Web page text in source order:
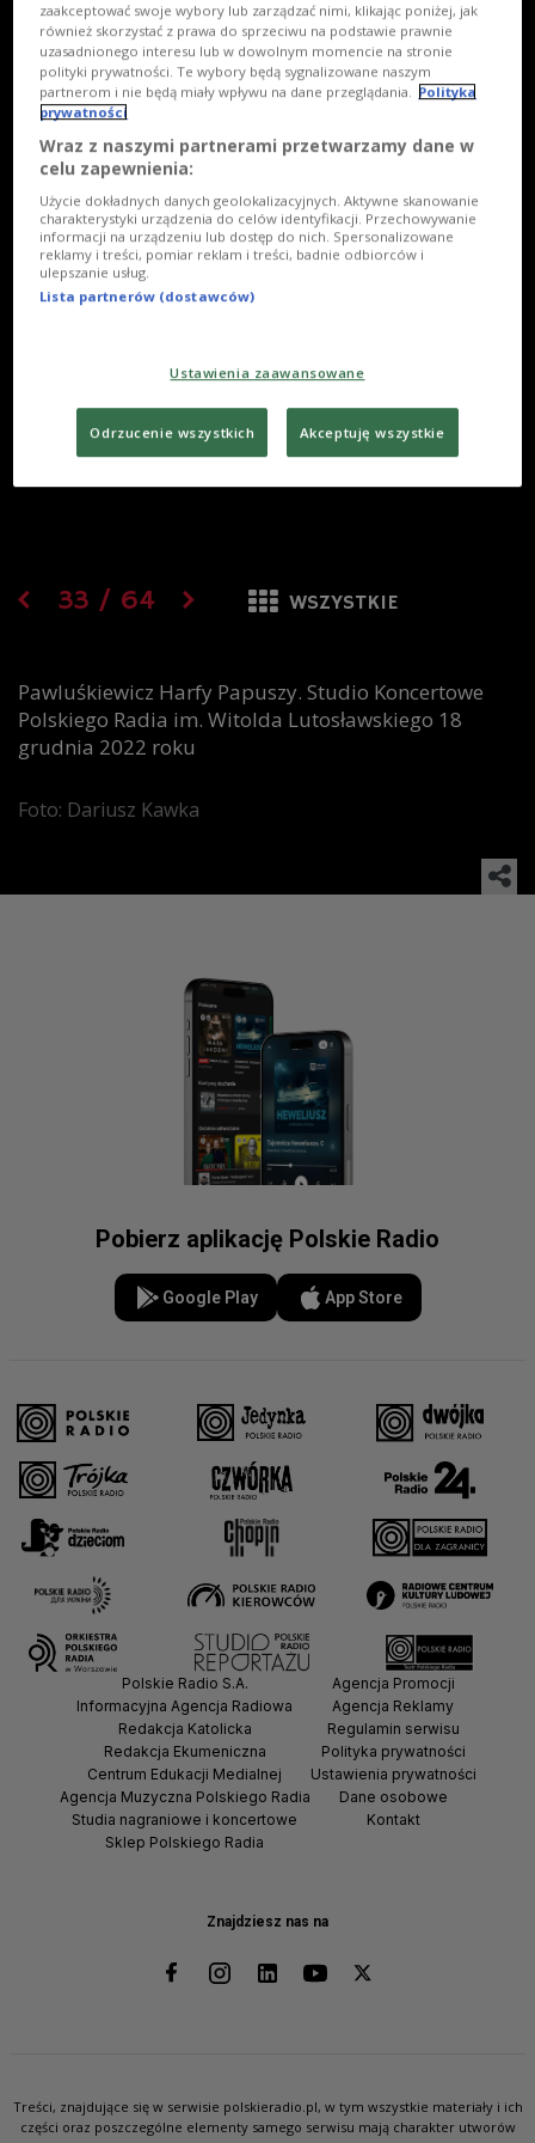
33 / 64 WSZYSTKIE
Pawluśkiewicz Harfy Papuszy. Studio Koncertowe
Polskiego Radia im. Witolda Lutosławskiego 18
grudnia 2022 roku
Foto: Dariusz Kawka
Pobierz aplikację Polskie Radio
Google Play App Store
Znajdziesz nas na
Polskie Radio S.A.
Informacyjna Agencja Radiowa
Redakcja Katolicka
Redakcja Ekumeniczna
Centrum Edukacji Medialnej
Agencja Muzyczna Polskiego Radia
Studia nagraniowe i koncertowe
Sklep Polskiego Radia
Agencja Promocji
Agencja Reklamy
Regulamin serwisu
Polityka prywatności
Ustawienia prywatności
Dane osobowe
Kontakt
Treści, znajdujące się w serwisie polskieradio.pl, w tym wszystkie materiały i ich
części oraz poszczególne elementy samego serwisu mają charakter utworów
zaakceptować swoje wybory lub zarządzać nimi, klikając poniżej, jak
również skorzystać z prawa do sprzeciwu na podstawie prawnie
uzasadnionego interesu lub w dowolnym momencie na stronie
polityki prywatności. Te wybory będą sygnalizowane naszym
partnerom i nie będą miały wpływu na dane przeglądania. Polityka
prywatności
Wraz z naszymi partnerami przetwarzamy dane w
celu zapewnienia:
Użycie dokładnych danych geolokalizacyjnych. Aktywne skanowanie
charakterystyki urządzenia do celów identyfikacji. Przechowywanie
informacji na urządzeniu lub dostęp do nich. Spersonalizowane
reklamy i treści, pomiar reklam i treści, badnie odbiorców i
ulepszanie usług.
Lista partnerów (dostawców)
Ustawienia zaawansowane
Odrzucenie wszystkich Akceptuję wszystkie